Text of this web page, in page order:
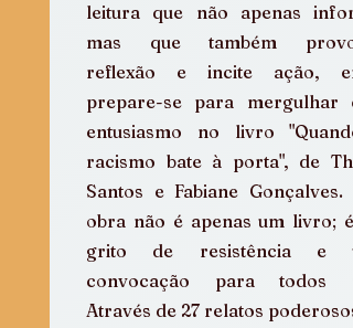
leitura que não apenas
mas que também
reflexão e incite ação,
prepare-se para mergulhar
entusiasmo no livro
racismo bate à porta", de
Santos e Fabiane Gonçalves.
obra não é apenas um livro; é
grito de resistência e
convocação para todos
Através de 27 relatos